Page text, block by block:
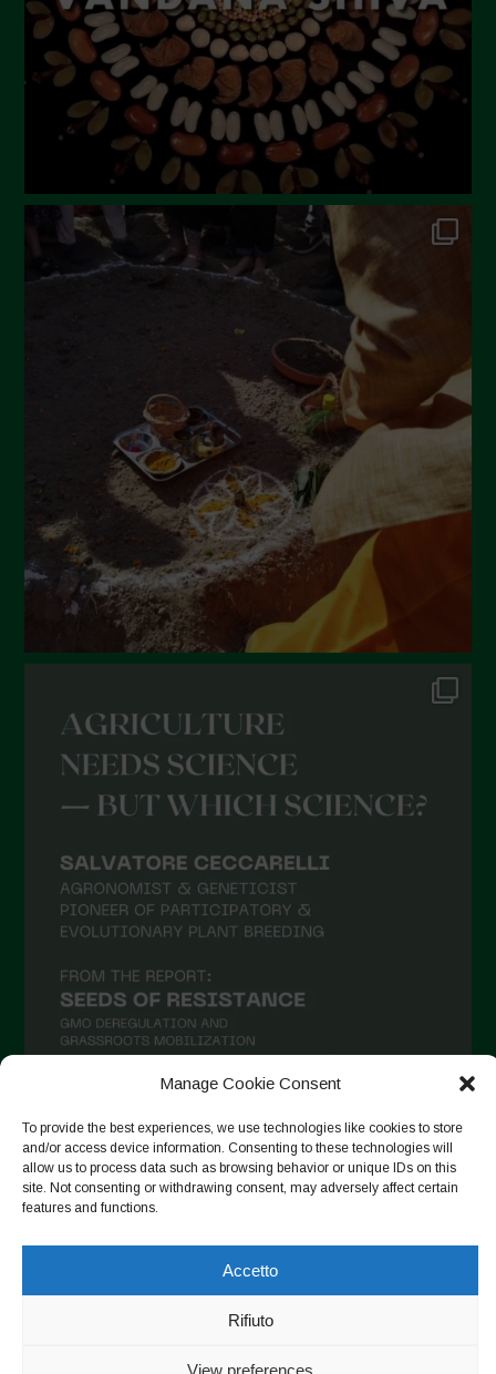
Manage Cookie Consent
To provide the best experiences, we use technologies like cookies to store
and/or access device information. Consenting to these technologies will
allow us to process data such as browsing behavior or unique IDs on this
site. Not consenting or withdrawing consent, may adversely affect certain
features and functions.
Accetto
Rifiuto
View preferences
Aprile 2023
Marzo 2023
Febbraio 2023
Dicembre 2022
Novembre 2022
Ottobre 2022
Settembre 2022
Aprile 2022
Marzo 2022
Febbraio 2022
Gennaio 2022
Dicembre 2021
Novembre 2021
Settembre 2021
Agosto 2021
Luglio 2021
Aprile 2021
Febbraio 2021
Gennaio 2021
Ottobre 2020
Agosto 2020
Segui su Instagram